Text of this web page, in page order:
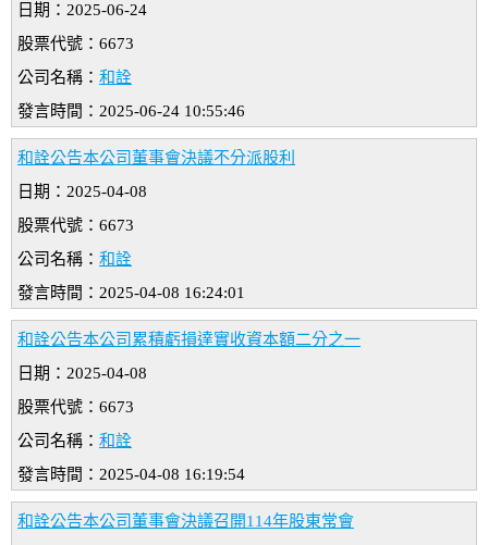
日期：2025-06-24
股票代號：6673
公司名稱： 和詮
發言時間：2025-06-24 10:55:46
和詮公告本公司董事會決議不分派股利
日期：2025-04-08
股票代號：6673
公司名稱： 和詮
發言時間：2025-04-08 16:24:01
和詮公告本公司累積虧損達實收資本額二分之一
日期：2025-04-08
股票代號：6673
公司名稱： 和詮
發言時間：2025-04-08 16:19:54
和詮公告本公司董事會決議召開114年股東常會